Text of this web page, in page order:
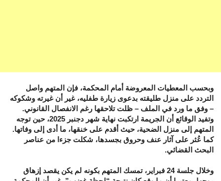
وبحسب المعطيات المعروضة أمام المحكمة، فإن المتهم واصل
التردد على منزل طليقته بدعوى زيارة طفليه، غير أن غيرته وشكوكه
– وفق ما ورد في الملف – ظلت تلاحقها رغم الانفصال القانوني.
وتفيد الوقائع أن الجريمة ارتكبت نهاية شهر دجنبر 2025، حين توجه
المتهم إلى منزل الضحية، حيث أقدم على خنقها، ما أدى إلى وفاتها.
كما عُثر على آثار عنف وحروق بجسدها، شكلت جزءا من عناصر
البحث القضائي.
وخلال جلسة 24 فبراير، تمسك المتهم بكونه لم يكن يقصد إزهاق